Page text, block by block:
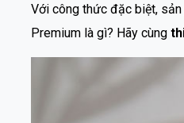
Với công thức đặc biệt,
Premium là gì? Hãy cùng